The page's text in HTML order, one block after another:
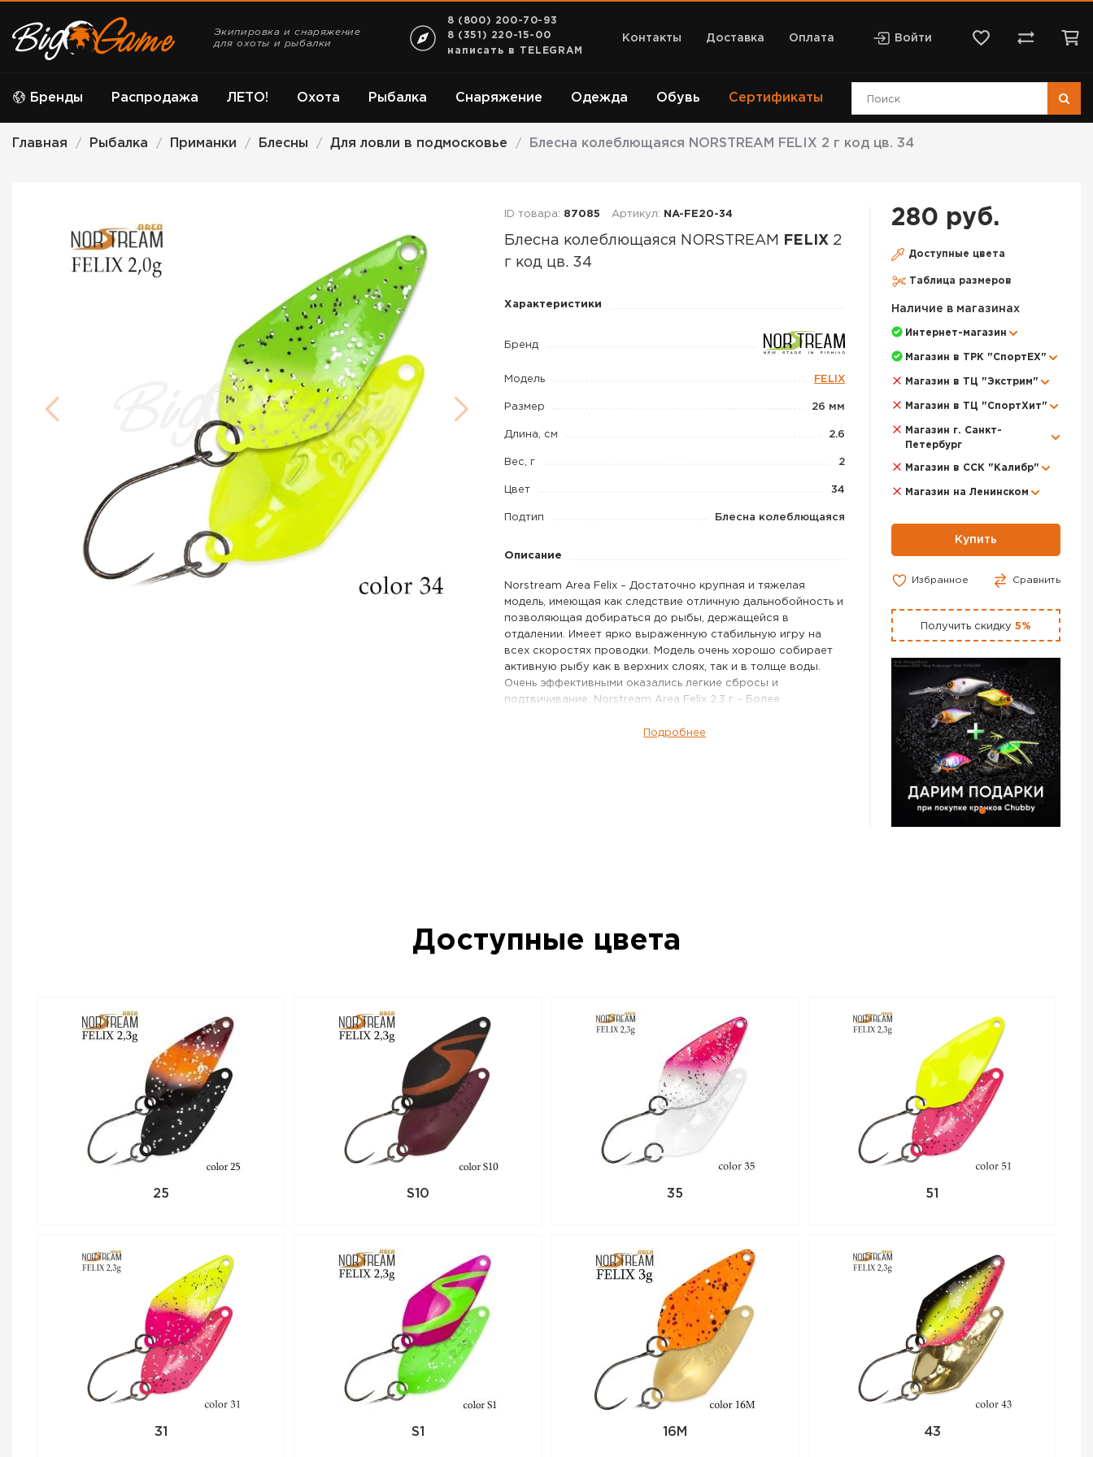
Экипировка и снаряжение
для охоты и рыбалки
8 (800) 200-70-93
8 (351) 220-15-00
написать в TELEGRAM
Контакты Доставка Оплата Войти
Бренды ЛЕТО! Охота Рыбалка Снаряжение Одежда Обувь
Распродажа Сертификаты
Главная / Рыбалка / Приманки / Блесны / Для ловли в подмосковье / Блесна колеблющаяся NORSTREAM FELIX 2 г код цв. 34
ID товара: 87085 Артикул: NA-FE20-34
Блесна колеблющаяся NORSTREAM FELIX 2
г код цв. 34
Блесна
NORSTREAM
2
г
код
34
Характеристики
Бренд
Модель FELIX
Размер 26 мм
Длина, см 2.6
Вес, г 2
Цвет 34
Подтип Блесна колеблющаяся
Описание
Norstream Area Felix – Достаточно крупная и тяжелая
модель, имеющая как следствие отличную дальнобойность и
позволяющая добираться до рыбы, держащейся в
отдалении. Имеет ярко выраженную стабильную игру на
всех скоростях проводки. Модель очень хорошо собирает
активную рыбу как в верхних слоях, так и в толще воды.
Очень эффективными оказались легкие сбросы и
подтвичивание. Norstream Area Felix 2.3 г – Более
два варианта исполнения по весу – 2,3 г и 2,0 г. Более
преимущественно для стоячей воды. Некрупная навеска
изготовлены из латуни и оснащены высококачественной
фурнитурой и крючками без бородок.
Блесна колеблющаяся NORSTREAM FELIX 2 г код цв. 34 –
данный товар доступен для заказа в интернет-магазине
BigGame по цене 280 руб. с доставкой в Челябинске и по
всей России. Для того, чтобы купить данный товар,
положите его в корзину или позвоните по телефону +7
Подробнее
280 руб.
Доступные цвета
Таблица размеров
Наличие в магазинах
Интернет-магазин
Магазин в ТРК "СпортЕХ"
Магазин в ТЦ "Экстрим"
Магазин в ТЦ "СпортХит"
Магазин г. Санкт-
Петербург
Магазин в ССК "Калибр"
Магазин на Ленинском
Купить
Избранное Сравнить
Получить скидку 5%
Доступные цвета
25 S10 35 51
31 S1 16M 43